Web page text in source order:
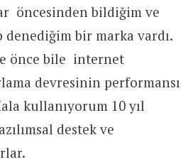
öncesinden bildiğim ve
denediğim bir marka vardı.
önce bile internet
devresinin performansı
kullanıyorum 10 yıl
destek ve